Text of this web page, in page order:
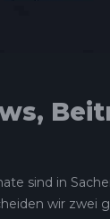
sind in
wir zwei